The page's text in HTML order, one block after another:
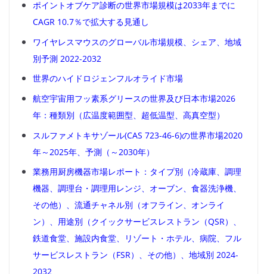
ポイントオブケア診断の世界市場規模は2033年までに
CAGR 10.7％で拡大する見通し
ワイヤレスマウスのグローバル市場規模、シェア、地域
別予測 2022-2032
世界のハイドロジェンフルオライド市場
航空宇宙用フッ素系グリースの世界及び日本市場2026
年：種類別（広温度範囲型、超低温型、高真空型）
スルファメトキサゾール(CAS 723-46-6)の世界市場2020
年～2025年、予測（～2030年）
業務用厨房機器市場レポート：タイプ別（冷蔵庫、調理
機器、調理台・調理用レンジ、オーブン、食器洗浄機、
その他）、流通チャネル別（オフライン、オンライ
ン）、用途別（クイックサービスレストラン（QSR）、
鉄道食堂、施設内食堂、リゾート・ホテル、病院、フル
サービスレストラン（FSR）、その他）、地域別 2024-
2032